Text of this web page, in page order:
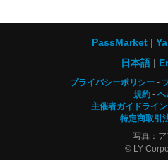
PassMarket
日本語
プライバシーポリシー
規約
ヘ
主催者ガイドライン
特定商取引
写真：ア
© LY